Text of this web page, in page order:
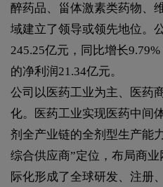
醉药品、甾体激素类药物、
域建立了领导或领先地位。
245.25亿元，同比增长
的净利润21.34亿元。
公司以医药工业为主、医药
化。医药工业实现医药中间
剂全产业链的全剂型生产能
综合供应商”定位，布局商
际化形成了全球研发、注册